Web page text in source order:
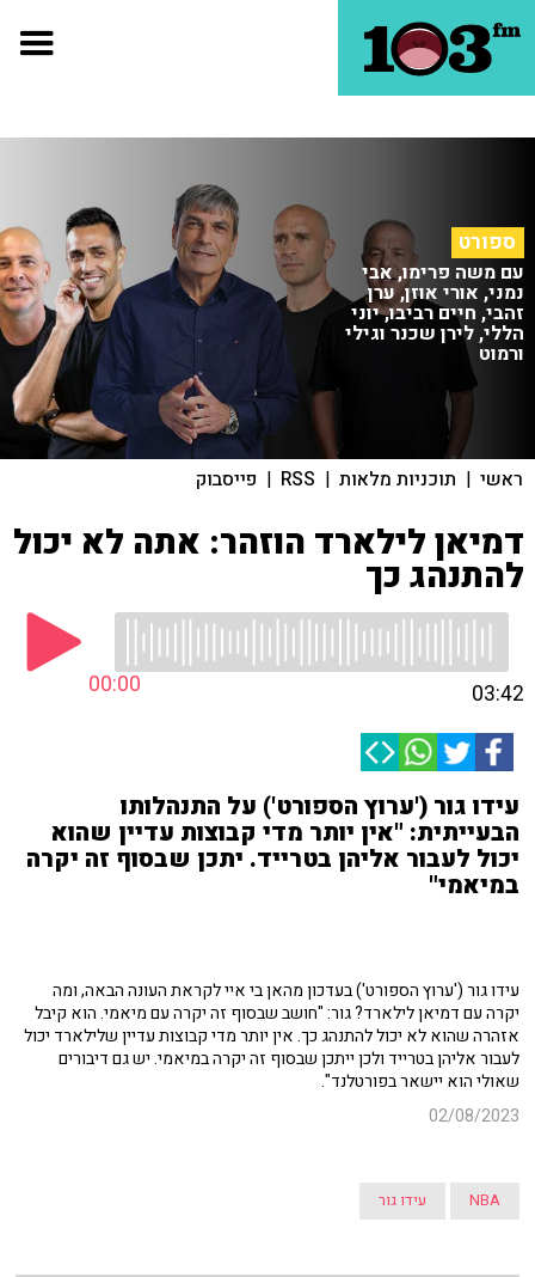
ספורט
עם משה פרימו, אבי
נמני, אורי אוזן, ערן
זהבי, חיים רביבו, יוני
הללי, לירן שכנר וגילי
ורמוט
ראשי | תוכניות מלאות |
RSS
| פייסבוק
דמיאן לילארד הוזהר: אתה לא יכול
להתנהג כך
00:00 03:42
עידו גור ('ערוץ הספורט') על התנהלותו
הבעייתית: "אין יותר מדי קבוצות עדיין שהוא
יכול לעבור אליהן בטרייד. יתכן שבסוף זה יקרה
במיאמי"
עידו גור ('ערוץ הספורט') בעדכון מהאן בי איי לקראת העונה הבאה, ומה
יקרה עם דמיאן לילארד? גור: "חושב שבסוף זה יקרה עם מיאמי. הוא קיבל
אזהרה שהוא לא יכול להתנהג כך. אין יותר מדי קבוצות עדיין שלילארד יכול
לעבור אליהן בטרייד ולכן ייתכן שבסוף זה יקרה במיאמי. יש גם דיבורים
שאולי הוא יישאר בפורטלנד".
02/08/2023
NBA עידו גור